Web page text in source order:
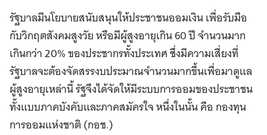
รัฐบาลมีนโยบายสนับสนุนให้ประชาชนออมเงิน เพื่อรับมือ
กับวิกฤตสังคมสูงวัย หรือมีผู้สูงอายุเกิน 60 ปี จำนวนมาก
เกินกว่า 20% ของประชากรทั้งประเทศ ซึ่งมีความเสี่ยงที่
รัฐบาลจะต้องจัดสรรงบประมาณจำนวนมากขึ้นเพื่อมาดูแล
ผู้สูงอายุเหล่านี้ รัฐจึงได้จัดให้มีระบบการออมของประชาชน
ทั้งแบบภาคบังคับและภาคสมัครใจ หนึ่งในนั้น คือ กองทุน
การออมแห่งชาติ (กอช.)